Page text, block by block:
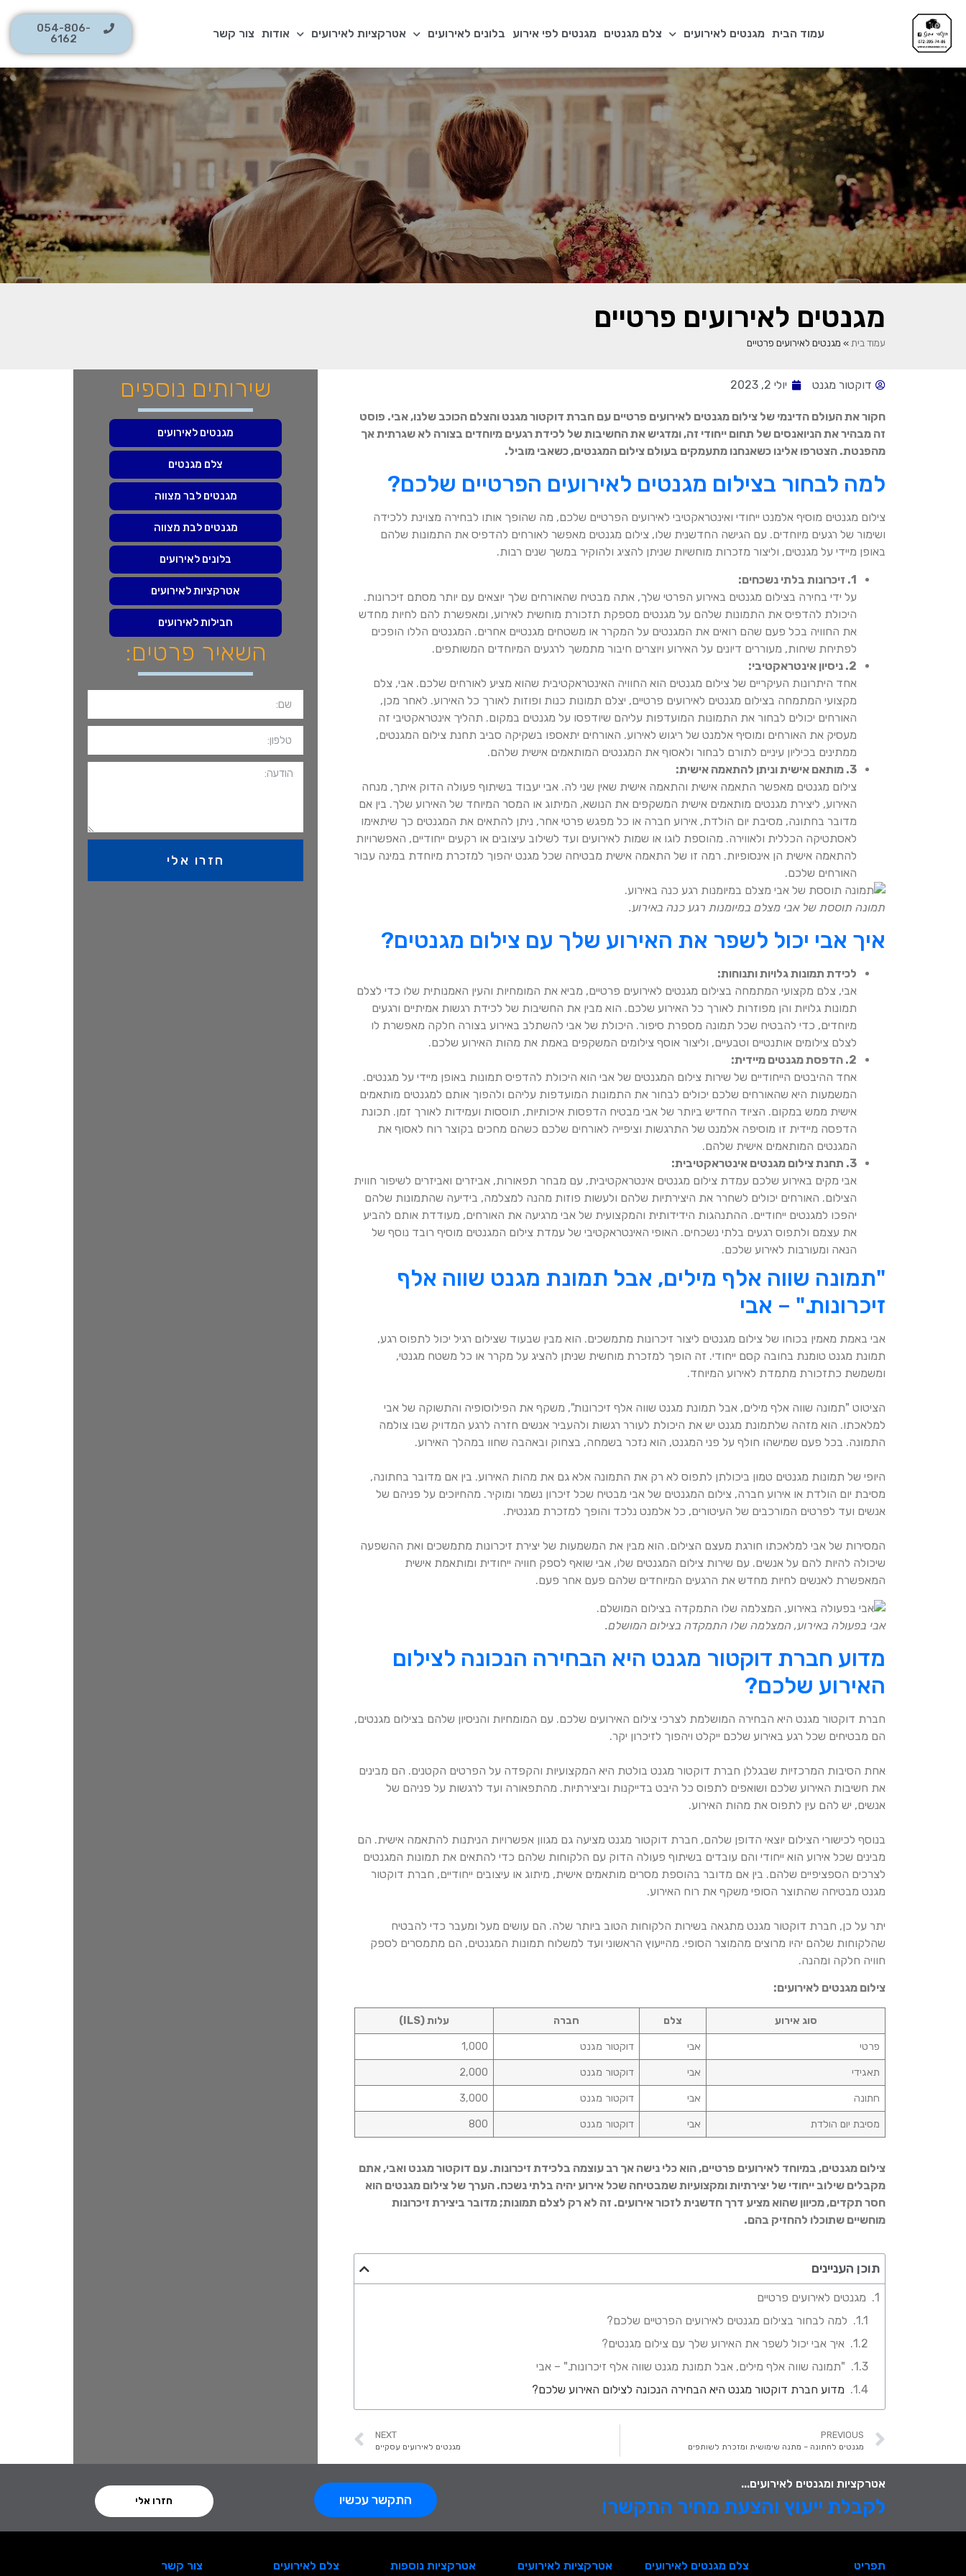
עמוד הבית מגנטים לאירועים צלם מגנטים מגנטים לפי אירוע בלונים לאירועים אטרקציות לאירועים אודות צור קשר
054-806-
6162
מגנטים לאירועים פרטיים
עמוד בית » מגנטים לאירועים פרטיים
דוקטור מגנט יולי 2, 2023
חקור את העולם הדינמי של צילום מגנטים לאירועים פרטיים עם חברת דוקטור מגנט והצלם הכוכב שלנו, אבי. פוסט
זה מבהיר את הניואנסים של תחום ייחודי זה, ומדגיש את החשיבות של לכידת רגעים מיוחדים בצורה לא שגרתית אך
מהפנטת. הצטרפו אלינו כשאנחנו מתעמקים בעולם צילום המגנטים, כשאבי מוביל.
למה לבחור בצילום מגנטים לאירועים הפרטיים שלכם?
צילום מגנטים מוסיף אלמנט ייחודי ואינטראקטיבי לאירועים הפרטיים שלכם, מה שהופך אותו לבחירה מצוינת ללכידה
ושימור של רגעים מיוחדים. עם הגישה החדשנית שלו, צילום מגנטים מאפשר לאורחים להדפיס את התמונות שלהם
באופן מיידי על מגנטים, וליצור מזכרות מוחשיות שניתן להציג ולהוקיר במשך שנים רבות.
1. זיכרונות בלתי נשכחים:
על ידי בחירה בצילום מגנטים באירוע הפרטי שלך, אתה מבטיח שהאורחים שלך יוצאים עם יותר מסתם זיכרונות.
היכולת להדפיס את התמונות שלהם על מגנטים מספקת תזכורת מוחשית לאירוע, ומאפשרת להם לחיות מחדש
את החוויה בכל פעם שהם רואים את המגנטים על המקרר או משטחים מגנטיים אחרים. המגנטים הללו הופכים
לפתיחת שיחות, מעוררים דיונים על האירוע ויוצרים חיבור מתמשך לרגעים המיוחדים המשותפים.
2. ניסיון אינטראקטיבי:
אחד היתרונות העיקריים של צילום מגנטים הוא החוויה האינטראקטיבית שהוא מציע לאורחים שלכם. אבי, צלם
מקצועי המתמחה בצילום מגנטים לאירועים פרטיים, יצלם תמונות כנות ופוזות לאורך כל האירוע. לאחר מכן,
האורחים יכולים לבחור את התמונות המועדפות עליהם שיודפסו על מגנטים במקום. תהליך אינטראקטיבי זה
מעסיק את האורחים ומוסיף אלמנט של ריגוש לאירוע. האורחים יתאספו בשקיקה סביב תחנת צילום המגנטים,
ממתינים בכיליון עיניים לתורם לבחור ולאסוף את המגנטים המותאמים אישית שלהם.
3. מותאם אישית וניתן להתאמה אישית:
צילום מגנטים מאפשר התאמה אישית והתאמה אישית שאין שני לה. אבי יעבוד בשיתוף פעולה הדוק איתך, מנחה
האירוע, ליצירת מגנטים מותאמים אישית המשקפים את הנושא, המיתוג או המסר המיוחד של האירוע שלך. בין אם
מדובר בחתונה, מסיבת יום הולדת, אירוע חברה או כל מפגש פרטי אחר, ניתן להתאים את המגנטים כך שיתאימו
לאסתטיקה הכללית ולאווירה. מהוספת לוגו או שמות לאירועים ועד לשילוב עיצובים או רקעים ייחודיים, האפשרויות
להתאמה אישית הן אינסופיות. רמה זו של התאמה אישית מבטיחה שכל מגנט יהפוך למזכרת מיוחדת במינה עבור
האורחים שלכם.
תמונה תוססת של אבי מצלם במיומנות רגע כנה באירוע.
איך אבי יכול לשפר את האירוע שלך עם צילום מגנטים?
לכידת תמונות גלויות ותנוחות:
אבי, צלם מקצועי המתמחה בצילום מגנטים לאירועים פרטיים, מביא את המומחיות והעין האמנותית שלו כדי לצלם
תמונות גלויות והן מפוזרות לאורך כל האירוע שלכם. הוא מבין את החשיבות של לכידת רגשות אמיתיים ורגעים
מיוחדים, כדי להבטיח שכל תמונה מספרת סיפור. היכולת של אבי להשתלב באירוע בצורה חלקה מאפשרת לו
לצלם צילומים אותנטיים וטבעיים, וליצור אוסף צילומים המשקפים באמת את מהות האירוע שלכם.
2. הדפסת מגנטים מיידית:
אחד ההיבטים הייחודיים של שירות צילום המגנטים של אבי הוא היכולת להדפיס תמונות באופן מיידי על מגנטים.
המשמעות היא שהאורחים שלכם יכולים לבחור את התמונות המועדפות עליהם ולהפוך אותם למגנטים מותאמים
אישית ממש במקום. הציוד החדיש ביותר של אבי מבטיח הדפסות איכותיות, תוססות ועמידות לאורך זמן. תכונת
הדפסה מיידית זו מוסיפה אלמנט של התרגשות וציפייה לאורחים שלכם כשהם מחכים בקוצר רוח לאסוף את
המגנטים המותאמים אישית שלהם.
3. תחנת צילום מגנטים אינטראקטיבית:
אבי מקים באירוע שלכם עמדת צילום מגנטים אינטראקטיבית, עם מבחר תפאורות, אביזרים ואביזרים לשיפור חווית
הצילום. האורחים יכולים לשחרר את היצירתיות שלהם ולעשות פוזות מהנה למצלמה, בידיעה שהתמונות שלהם
יהפכו למגנטים ייחודיים. ההתנהגות הידידותית והמקצועית של אבי מרגיעה את האורחים, מעודדת אותם להביע
את עצמם ולתפוס רגעים בלתי נשכחים. האופי האינטראקטיבי של עמדת צילום המגנטים מוסיף רובד נוסף של
הנאה ומעורבות לאירוע שלכם.
"תמונה שווה אלף מילים, אבל תמונת מגנט שווה אלף
זיכרונות." – אבי
אבי באמת מאמין בכוחו של צילום מגנטים ליצור זיכרונות מתמשכים. הוא מבין שבעוד שצילום רגיל יכול לתפוס רגע,
תמונת מגנט טומנת בחובה קסם ייחודי. זה הופך למזכרת מוחשית שניתן להציג על מקרר או כל משטח מגנטי,
ומשמשת כתזכורת מתמדת לאירוע המיוחד.
הציטוט "תמונה שווה אלף מילים, אבל תמונת מגנט שווה אלף זיכרונות", משקף את הפילוסופיה והתשוקה של אבי
למלאכתו. הוא מזהה שלתמונת מגנט יש את היכולת לעורר רגשות ולהעביר אנשים חזרה לרגע המדויק שבו צולמה
התמונה. בכל פעם שמישהו חולף על פני המגנט, הוא נזכר בשמחה, בצחוק ובאהבה שחוו במהלך האירוע.
היופי של תמונות מגנטים טמון ביכולתן לתפוס לא רק את התמונה אלא גם את מהות האירוע. בין אם מדובר בחתונה,
מסיבת יום הולדת או אירוע חברה, צילום המגנטים של אבי מבטיח שכל זיכרון נשמר ומוקיר. מהחיוכים על פניהם של
אנשים ועד לפרטים המורכבים של העיטורים, כל אלמנט נלכד והופך למזכרת מגנטית.
המסירות של אבי למלאכתו חורגת מעצם הצילום. הוא מבין את המשמעות של יצירת זיכרונות מתמשכים ואת ההשפעה
שיכולה להיות להם על אנשים. עם שירות צילום המגנטים שלו, אבי שואף לספק חוויה ייחודית ומותאמת אישית
המאפשרת לאנשים לחיות מחדש את הרגעים המיוחדים שלהם פעם אחר פעם.
אבי בפעולה באירוע, המצלמה שלו התמקדה בצילום המושלם.
מדוע חברת דוקטור מגנט היא הבחירה הנכונה לצילום
האירוע שלכם?
חברת דוקטור מגנט היא הבחירה המושלמת לצרכי צילום האירועים שלכם. עם המומחיות והניסיון שלהם בצילום מגנטים,
הם מבטיחים שכל רגע באירוע שלכם ייקלט ויהפוך לזיכרון יקר.
אחת הסיבות המרכזיות שבגללן חברת דוקטור מגנט בולטת היא המקצועיות והקפדה על הפרטים הקטנים. הם מבינים
את חשיבות האירוע שלכם ושואפים לתפוס כל היבט בדייקנות וביצירתיות. מהתפאורה ועד לרגשות על פניהם של
אנשים, יש להם עין לתפוס את מהות האירוע.
בנוסף לכישורי הצילום יוצאי הדופן שלהם, חברת דוקטור מגנט מציעה גם מגוון אפשרויות הניתנות להתאמה אישית. הם
מבינים שכל אירוע הוא ייחודי והם עובדים בשיתוף פעולה הדוק עם הלקוחות שלהם כדי להתאים את תמונות המגנטים
לצרכים הספציפיים שלהם. בין אם מדובר בהוספת מסרים מותאמים אישית, מיתוג או עיצובים ייחודיים, חברת דוקטור
מגנט מבטיחה שהתוצר הסופי משקף את רוח האירוע.
יתר על כן, חברת דוקטור מגנט מתגאה בשירות הלקוחות הטוב ביותר שלה. הם עושים מעל ומעבר כדי להבטיח
שהלקוחות שלהם יהיו מרוצים מהמוצר הסופי. מהייעוץ הראשוני ועד למשלוח תמונות המגנטים, הם מתמסרים לספק
חוויה חלקה ומהנה.
צילום מגנטים לאירועים:
סוג אירוע צלם חברה עלות (ILS)
פרטי אבי דוקטור מגנט 1,000
תאגידי אבי דוקטור מגנט 2,000
חתונה אבי דוקטור מגנט 3,000
מסיבת יום הולדת אבי דוקטור מגנט 800
צילום מגנטים, במיוחד לאירועים פרטיים, הוא כלי נישה אך רב עוצמה בלכידת זיכרונות. עם דוקטור מגנט ואבי, אתם
מקבלים שילוב ייחודי של יצירתיות ומקצועיות שמבטיחה שכל אירוע יהיה בלתי נשכח. הערך של צילום מגנטים הוא
חסר תקדים, מכיוון שהוא מציע דרך חדשנית לזכור אירועים. זה לא רק לצלם תמונות; מדובר ביצירת זיכרונות
מוחשיים שתוכלו להחזיק בהם.
תוכן העניינים
מגנטים לאירועים פרטיים
למה לבחור בצילום מגנטים לאירועים הפרטיים שלכם?
איך אבי יכול לשפר את האירוע שלך עם צילום מגנטים?
"תמונה שווה אלף מילים, אבל תמונת מגנט שווה אלף זיכרונות." – אבי
מדוע חברת דוקטור מגנט היא הבחירה הנכונה לצילום האירוע שלכם?
PREVIOUS
מגנטים לחתונה – מתנה שימושית ומזכרת לשותפים
NEXT
מגנטים לאירועים עסקיים
שירותים נוספים
מגנטים לאירועים
צלם מגנטים
מגנטים לבר מצווה
מגנטים לבת מצווה
בלונים לאירועים
אטרקציות לאירועים
חבילות לאירועים
השאיר פרטים:
חזרו אלי
אטרקציות ומגנטים לאירועים...
לקבלת ייעוץ והצעת מחיר התקשרו התקשר עכשיו חזרו אלי
תפריט צלם מגנטים לאירועים אטרקציות לאירועים אטרקציות נוספות צלם לאירועים צור קשר